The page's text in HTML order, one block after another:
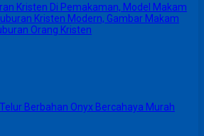
Kristen Di Pemakaman, Model Makam
Kristen Modern, Gambar Makam
Orang Kristen
Berbahan Onyx Bercahaya Murah